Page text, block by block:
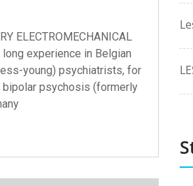
ELECTROMECHANICAL
long experience in Belgian
young) psychiatrists, for
psychosis (formerly